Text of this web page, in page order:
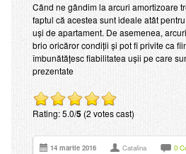
Când ne gândim la arcuri amortizoare
faptul că acestea sunt ideale atât
uși de apartament. De asemenea,
brio oricăror condiții și pot fi privite ca
îmbunătățesc fiabilitatea ușii pe care
prezentate
Rating: 5.0/5(2 votes cast)
14 martie 2016 Catalina 0